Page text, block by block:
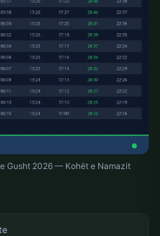
Gusht 2026 — Kohët e Namazit